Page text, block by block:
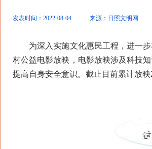
发表时间：2022-08-04 来源：日照文明网
为深入实施文化惠民工程，进一步
村公益电影放映，电影放映涉及科技
提高自身安全意识。截止目前累计放